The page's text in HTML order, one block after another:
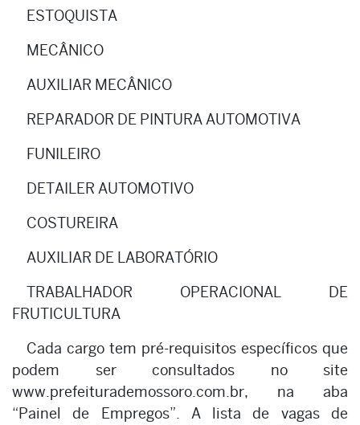
ESTOQUISTA
MECÂNICO
AUXILIAR MECÂNICO
REPARADOR DE PINTURA AUTOMOTIVA
FUNILEIRO
DETAILER AUTOMOTIVO
COSTUREIRA
AUXILIAR DE LABORATÓRIO
TRABALHADOR OPERACIONAL DE
FRUTICULTURA
Cada cargo tem pré-requisitos específicos que
podem ser consultados no site
www.prefeiturademossoro.com.br, na aba
“Painel de Empregos”. A lista de vagas de